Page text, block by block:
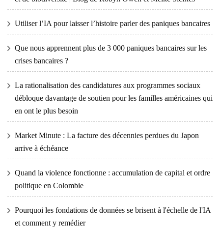
Utiliser l’IA pour laisser l’histoire parler des paniques bancaires
Que nous apprennent plus de 3 000 paniques bancaires sur les
crises bancaires ?
La rationalisation des candidatures aux programmes sociaux
débloque davantage de soutien pour les familles américaines qui
en ont le plus besoin
Market Minute : La facture des décennies perdues du Japon
arrive à échéance
Quand la violence fonctionne : accumulation de capital et ordre
politique en Colombie
Pourquoi les fondations de données se brisent à l'échelle de l'IA
et comment y remédier